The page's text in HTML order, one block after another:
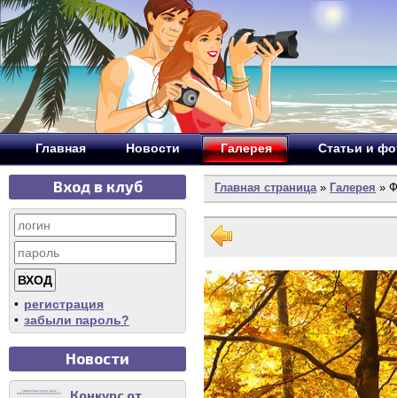
Главная Новости Галерея Статьи и
Вход в клуб
• регистрация
• забыли пароль?
Новости
Конкурс от
Главная страница» Галерея »